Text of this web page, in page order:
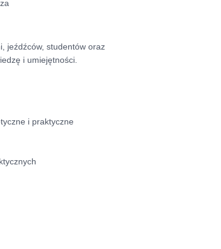
jeźdźców, studentów oraz
i umiejętności.
i praktyczne